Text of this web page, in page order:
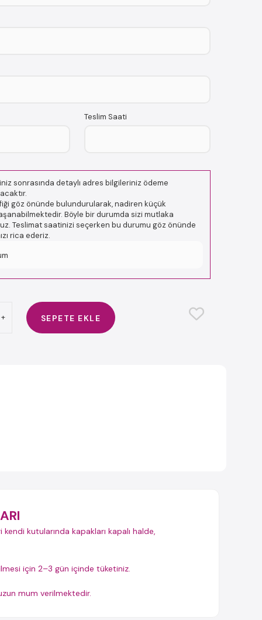
Teslim Saati
sonrasında detaylı adres bilgileriniz ödeme
göz önünde bulundurularak, nadiren küçük
Böyle bir durumda sizi mutlaka
Teslimat saatinizi seçerken bu durumu göz önünde
rica ederiz.
+ SEPETE EKLE
kutularında kapakları kapalı halde,
için 2–3 gün içinde tüketiniz.
mum verilmektedir.